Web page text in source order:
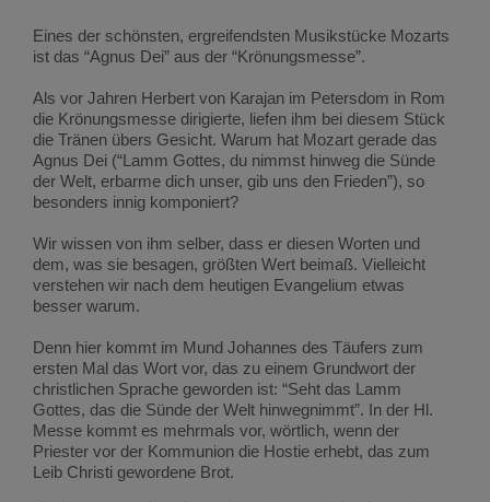
Eines der schönsten, ergreifendsten Musikstücke Mozarts
ist das “Agnus Dei” aus der “Krönungsmesse”.
Als vor Jahren Herbert von Karajan im Petersdom in Rom
die Krönungsmesse dirigierte, liefen ihm bei diesem Stück
die Tränen übers Gesicht. Warum hat Mozart gerade das
Agnus Dei (“Lamm Gottes, du nimmst hinweg die Sünde
der Welt, erbarme dich unser, gib uns den Frieden”), so
besonders innig komponiert?
Wir wissen von ihm selber, dass er diesen Worten und
dem, was sie besagen, größten Wert beimaß. Vielleicht
verstehen wir nach dem heutigen Evangelium etwas
besser warum.
Denn hier kommt im Mund Johannes des Täufers zum
ersten Mal das Wort vor, das zu einem Grundwort der
christlichen Sprache geworden ist: “Seht das Lamm
Gottes, das die Sünde der Welt hinwegnimmt”. In der Hl.
Messe kommt es mehrmals vor, wörtlich, wenn der
Priester vor der Kommunion die Hostie erhebt, das zum
Leib Christi gewordene Brot.